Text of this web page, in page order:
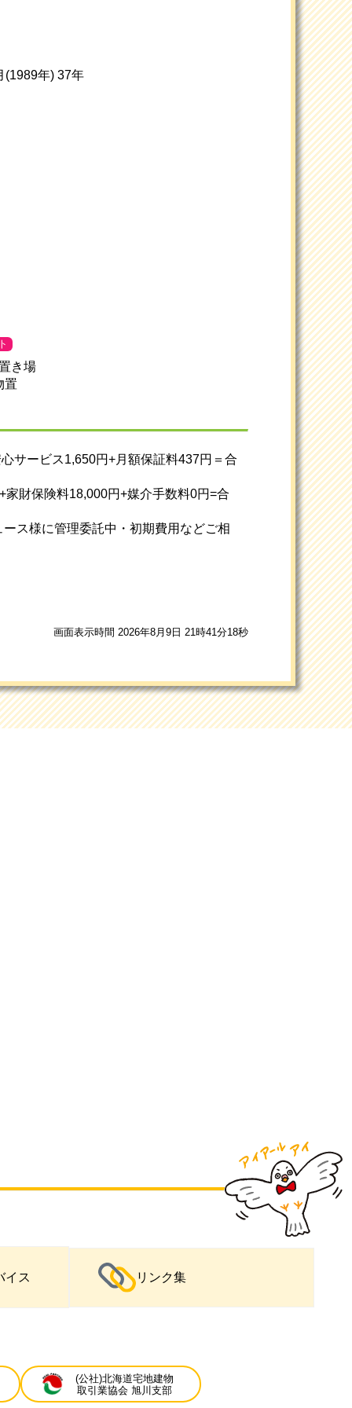
(1989年) 37年
き場
置
サービス1,650円+月額保証料437円＝合
財保険料18,000円+媒介手数料0円=合
ス様に管理委託中・初期費用などご相
画面表示時間 2026年8月9日 21時41分18秒
イス リンク集
(公社)北海道宅地建物
取引業協会 旭川支部